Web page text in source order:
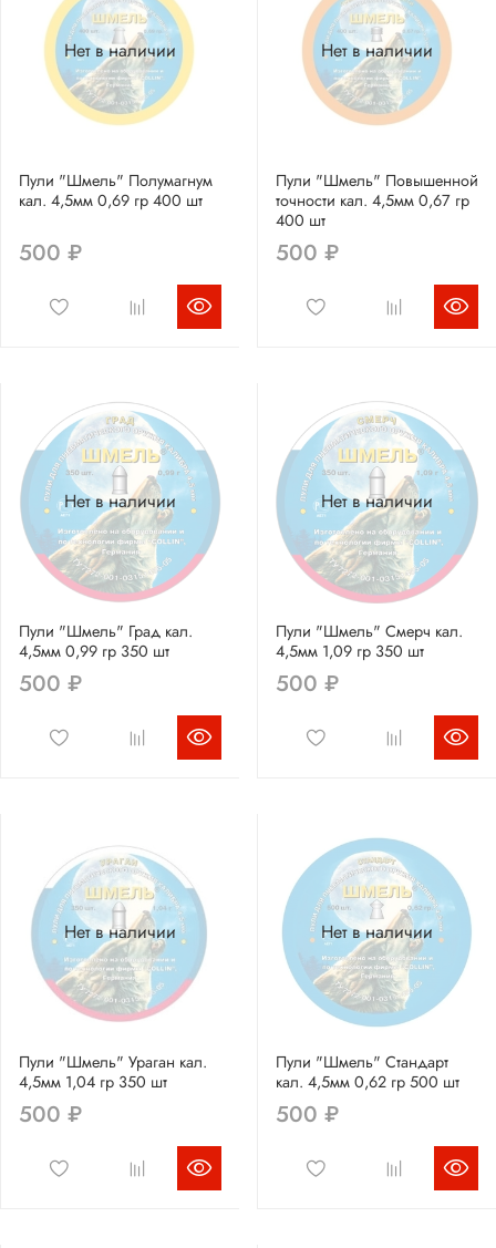
Нет в наличии
Пули "Шмель" Полумагнум
кал. 4,5мм 0,69 гр 400 шт
500 ₽
Нет в наличии
Пули "Шмель" Повышенной
точности кал. 4,5мм 0,67 гр
400 шт
500 ₽
Нет в наличии
Пули "Шмель" Град кал.
4,5мм 0,99 гр 350 шт
500 ₽
Нет в наличии
Пули "Шмель" Смерч кал.
4,5мм 1,09 гр 350 шт
500 ₽
Нет в наличии
Пули "Шмель" Ураган кал.
4,5мм 1,04 гр 350 шт
500 ₽
Нет в наличии
Пули "Шмель" Стандарт
кал. 4,5мм 0,62 гр 500 шт
500 ₽